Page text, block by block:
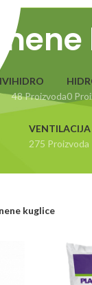
HIDRO
48 Proizvoda0
VENTILACIJA
275 Proizvoda
kuglice